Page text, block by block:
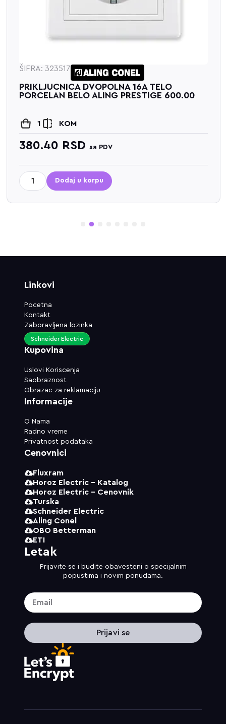
ŠIFRA: 323517
PRIKLJUCNICA DVOPOLNA 16A TELO
PORCELAN BELO ALING PRESTIGE 600.00
1 KOM
380.40 RSD sa PDV
Dodaj u korpu
5
Linkovi
Pocetna
Kontakt
Zaboravljena lozinka
Kupovina
Uslovi Koriscenja
Saobraznost
Obrazac za reklamaciju
Schneider Electric
Informacije
O Nama
Radno vreme
Privatnost podataka
Cenovnici
Fluxram
Horoz Electric - Katalog
Horoz Electric - Cenovnik
Turska
Schneider Electric
Aling Conel
OBO Betterman
ETI
Letak
Prijavite se i budite obavesteni o specijalnim
popustima i novim ponudama.
Prijavi se